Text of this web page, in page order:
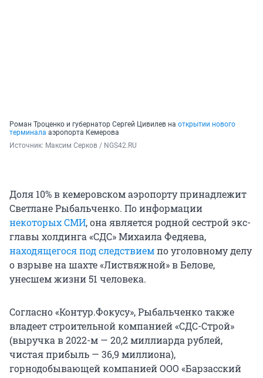
Роман Троценко и губернатор Сергей Цивилев на открытии нового
терминала аэропорта Кемерова
Источник: Максим Серков / NGS42.RU
Доля 10% в кемеровском аэропорту принадлежит
Светлане Рыбальченко. По информации
некоторых СМИ, она является родной сестрой экс-
главы холдинга «СДС» Михаила Федяева,
находящегося под следствиемпо уголовному делу
о взрыве на шахте «Листвяжной» в Белове,
унесшем жизни 51 человека.
Согласно «Контур.Фокусу», Рыбальченко также
владеет строительной компанией «СДС-Строй»
(выручка в 2022-м — 20,2 миллиарда рублей,
чистая прибыль — 36,9 миллиона),
горнодобывающей компанией ООО «Барзасский